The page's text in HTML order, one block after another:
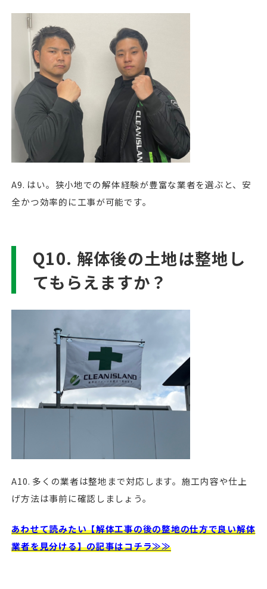
A9. はい。狭小地での解体経験が豊富な業者を選ぶと、安
全かつ効率的に工事が可能です。
Q10. 解体後の土地は整地し
てもらえますか？
A10. 多くの業者は整地まで対応します。施工内容や仕上
げ方法は事前に確認しましょう。
あわせて読みたい【解体工事の後の整地の仕方で良い解体
業者を見分ける】の記事はコチラ≫≫